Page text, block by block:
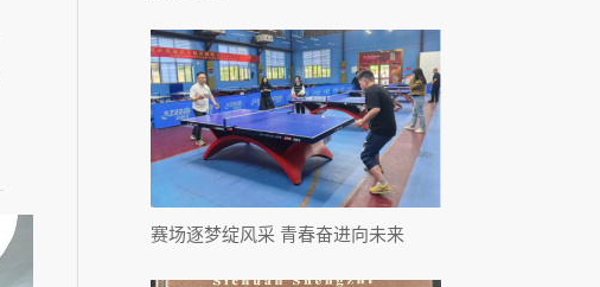
赛场逐梦绽风采 青春奋进向未来